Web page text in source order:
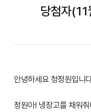
당첨자
안녕하세요 청정원입니
정원아! 냉장고를 채워